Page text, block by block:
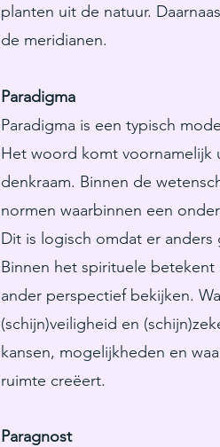
planten uit de natuur.
de meridianen.
Paradigma
Paradigma is een typisch
Het woord komt voornamelijk
denkraam. Binnen de
normen waarbinnen een
Dit is logisch omdat er
Binnen het spirituele betekent
ander perspectief bekijken.
(schijn)veiligheid en
kansen, mogelijkheden en
ruimte creëert.
Paragnost